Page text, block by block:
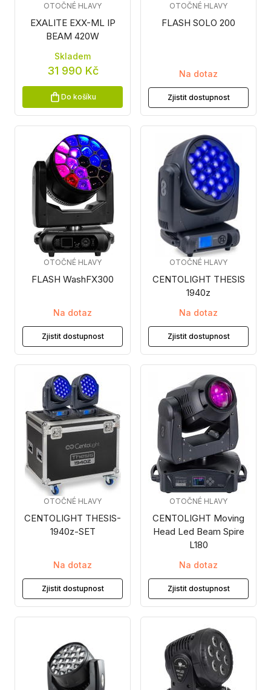
EXALITE EXX-ML IP
BEAM 420W
OTOČNÉ HLAVY
Skladem
31 990 Kč
Do košíku
FLASH SOLO 200
OTOČNÉ HLAVY
Na dotaz
Zjistit dostupnost
FLASH WashFX300
OTOČNÉ HLAVY
Na dotaz
Zjistit dostupnost
CENTOLIGHT THESIS
1940z
OTOČNÉ HLAVY
Na dotaz
Zjistit dostupnost
CENTOLIGHT THESIS-
1940z-SET
OTOČNÉ HLAVY
Na dotaz
Zjistit dostupnost
CENTOLIGHT Moving
Head Led Beam Spire
L180
OTOČNÉ HLAVY
Na dotaz
Zjistit dostupnost